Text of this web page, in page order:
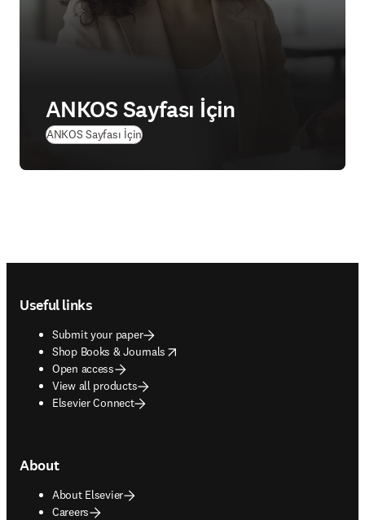
ANKOS Sayfası İçin
ANKOS Sayfası İçin
Useful links
Submit your paper
Shop Books & Journals
opens in new tab/window
Open access
View all products
Elsevier Connect
About
About Elsevier
Careers